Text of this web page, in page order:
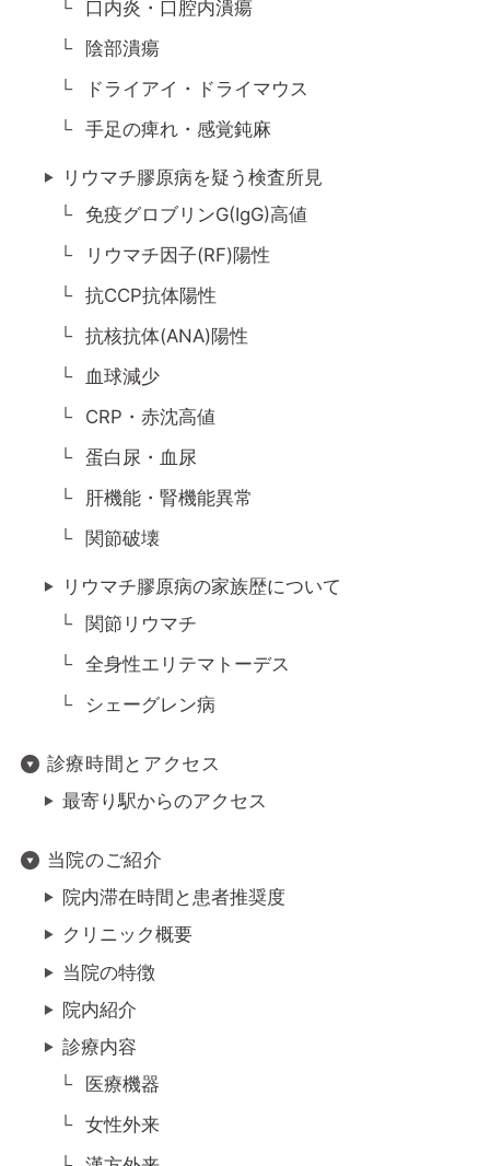
口内炎・口腔内潰瘍
陰部潰瘍
ドライアイ・ドライマウス
手足の痺れ・感覚鈍麻
リウマチ膠原病を疑う検査所見
免疫グロブリンG(IgG)高値
リウマチ因子(RF)陽性
抗CCP抗体陽性
抗核抗体(ANA)陽性
血球減少
CRP・赤沈高値
蛋白尿・血尿
肝機能・腎機能異常
関節破壊
リウマチ膠原病の家族歴について
関節リウマチ
全身性エリテマトーデス
シェーグレン病
診療時間とアクセス
最寄り駅からのアクセス
当院のご紹介
院内滞在時間と患者推奨度
クリニック概要
当院の特徴
院内紹介
診療内容
医療機器
女性外来